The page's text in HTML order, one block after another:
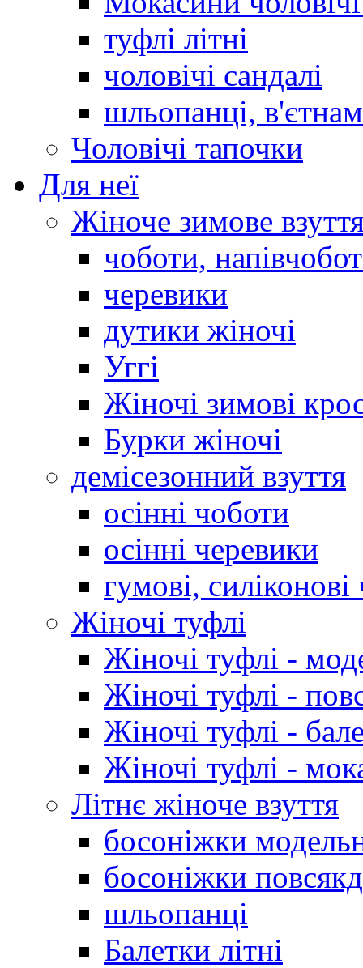
туфлі літні
чоловічі сандалі
шльопанці,
Чоловічі тапочки
Для неї
Жіноче зимове
чоботи,
черевики
дутики жіночі
Уггі
Жіночі зимові
Бурки жіночі
демісезонний взуття
осінні чоботи
осінні черевики
гумові,
Жіночі туфлі
Жіночі туфлі -
Жіночі туфлі -
Жіночі туфлі -
Жіночі туфлі -
Літнє жіноче взуття
босоніжки
босоніжки
шльопанці
Балетки літні